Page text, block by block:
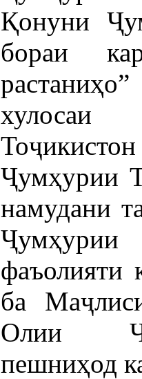
Қонуни
бораи
хулосаи
Ҷумҳурии
намудани
Ҷумҳурии
фаъолияти
ба
Олии
пешниҳод